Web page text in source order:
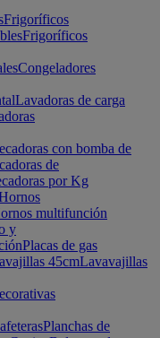
Frigoríficos
Frigoríficos
Congeladores
Lavadoras de carga
con bomba de
de
por Kg
multifunción
y
Placas de gas
45cmLavavajillas
Planchas de